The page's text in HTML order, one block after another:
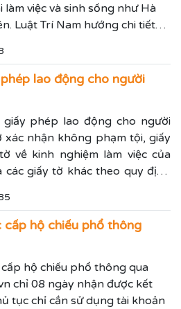
việc và sinh sống như Hà
Luật Trí Nam hướng chi tiết
lao động cho người
phép lao động cho người
xác nhận không phạm tội, giấy
về kinh nghiệm làm việc của
giấy tờ khác theo quy định
Trí Nam hướng dẫn quy
động mới nhất để mọi người
hộ chiếu phổ thông
hộ chiếu phổ thông qua
chỉ 08 ngày nhận được kết
tục chỉ cần sử dụng tài khoản